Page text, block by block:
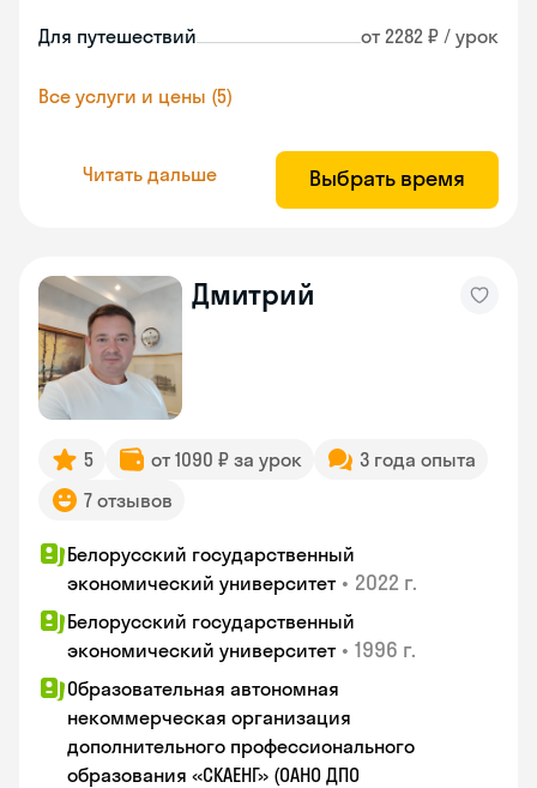
Для путешествий от 2282 ₽ / урок
Все услуги и цены (5)
Читать дальше Выбрать время
Дмитрий
5 от 1090 ₽ за урок
3 года опыта
7 отзывов
Белорусский государственный
экономический университет • 2022 г.
Белорусский государственный
экономический университет • 1996 г.
Образовательная автономная
некоммерческая организация
дополнительного профессионального
образования «СКАЕНГ» (ОАНО ДПО